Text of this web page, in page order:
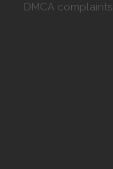
DMCA complaints